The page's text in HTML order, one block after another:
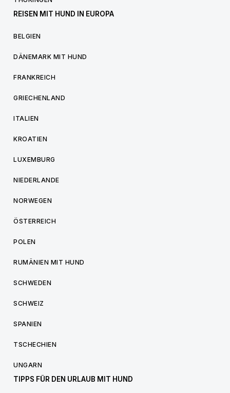
REISEN MIT HUND IN EUROPA
BELGIEN
DÄNEMARK MIT HUND
FRANKREICH
GRIECHENLAND
ITALIEN
KROATIEN
LUXEMBURG
NIEDERLANDE
NORWEGEN
ÖSTERREICH
POLEN
RUMÄNIEN MIT HUND
SCHWEDEN
SCHWEIZ
SPANIEN
TSCHECHIEN
UNGARN
TIPPS FÜR DEN URLAUB MIT HUND